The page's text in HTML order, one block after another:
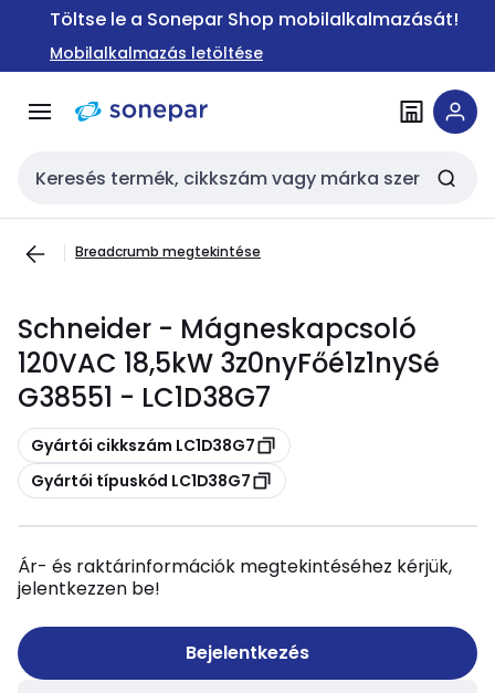
Ugrás a
Ugrás a
tartalomra
Töltse le a Sonepar Shop mobilalkalmazását!
Mobilalkalmazás letöltése
Keresési bemenet
Breadcrumb megtekintése
Schneider - Mágneskapcsoló
120VAC 18,5kW 3z0nyFőé1z1nySé
G38551 - LC1D38G7
Másolás
Gyártói cikkszám LC1D38G7
Másolás
Gyártói típuskód LC1D38G7
Ár- és raktárinformációk megtekintéséhez kérjük,
jelentkezzen be!
Bejelentkezés